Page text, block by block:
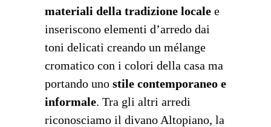
materiali della tradizione locale e
inseriscono elementi d’arredo dai
toni delicati creando un mélange
cromatico con i colori della casa ma
portando uno stile contemporaneo e
informale. Tra gli altri arredi
riconosciamo il divano Altopiano, la